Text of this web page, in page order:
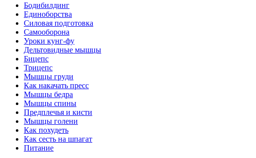
Бодибилдинг
Единоборства
Силовая подготовка
Самооборона
Уроки кунг-фу
Дельтовидные мышцы
Бицепс
Трицепс
Мышцы груди
Как накачать пресс
Мышцы бедра
Мышцы спины
Предплечья и кисти
Мышцы голени
Как похудеть
Как сесть на шпагат
Питание